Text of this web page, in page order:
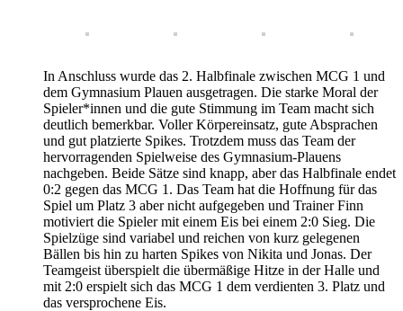
In Anschluss wurde das 2. Halbfinale zwischen MCG 1 und
dem Gymnasium Plauen ausgetragen. Die starke Moral der
Spieler*innen und die gute Stimmung im Team macht sich
deutlich bemerkbar. Voller Körpereinsatz, gute Absprachen
und gut platzierte Spikes. Trotzdem muss das Team der
hervorragenden Spielweise des Gymnasium-Plauens
nachgeben. Beide Sätze sind knapp, aber das Halbfinale endet
0:2 gegen das MCG 1. Das Team hat die Hoffnung für das
Spiel um Platz 3 aber nicht aufgegeben und Trainer Finn
motiviert die Spieler mit einem Eis bei einem 2:0 Sieg. Die
Spielzüge sind variabel und reichen von kurz gelegenen
Bällen bis hin zu harten Spikes von Nikita und Jonas. Der
Teamgeist überspielt die übermäßige Hitze in der Halle und
mit 2:0 erspielt sich das MCG 1 dem verdienten 3. Platz und
das versprochene Eis.